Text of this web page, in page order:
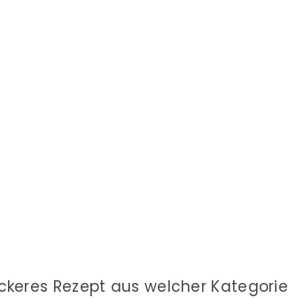
Rezept aus welcher Kategorie